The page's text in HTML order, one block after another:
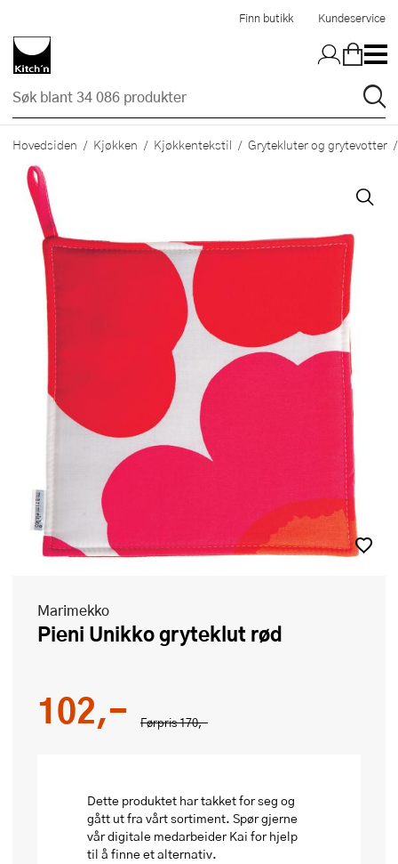
Finn butikk Kundeservice
Hovedsiden Kjøkken Kjøkkentekstil Grytekluter og grytevotter
Marimekko
Pieni Unikko gryteklut rød
Førpris170,-
102,-
Dette produktet har takket for seg og
gått ut fra vårt sortiment. Spør gjerne
vår digitale medarbeider Kai for hjelp
til å finne et alternativ.